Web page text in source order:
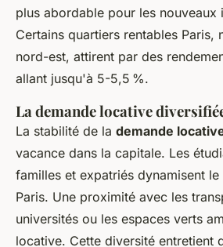
plus abordable pour les nouveaux
Certains quartiers rentables Paris,
nord-est, attirent par des
allant jusqu'à 5-5,5 %.
La demande locative
La stabilité de la demande
vacance dans la capitale. Les
familles et expatriés dynamisent
Paris. Une proximité avec les
universités ou les espaces verts
locative. Cette diversité entretient